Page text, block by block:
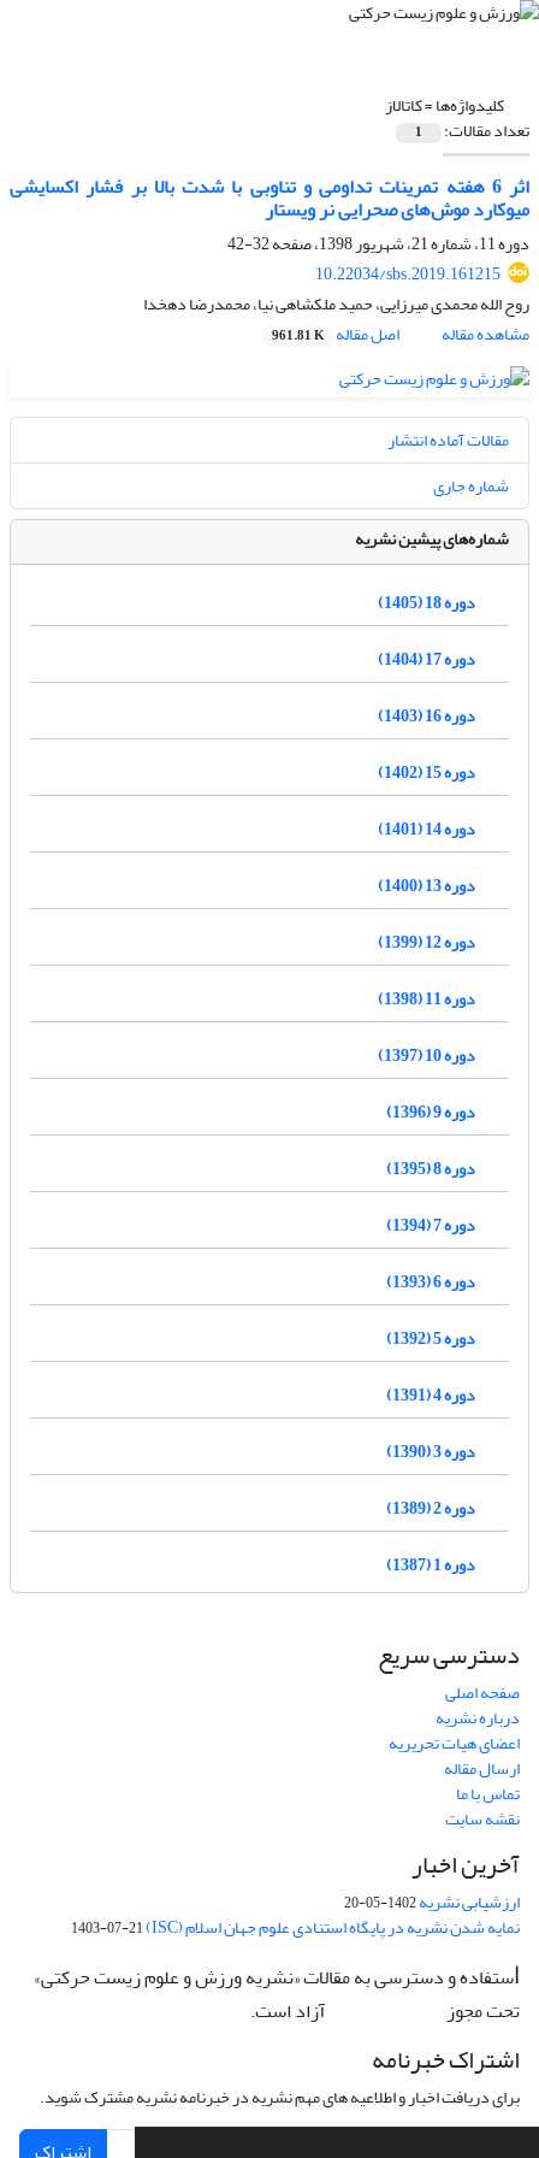
کلیدواژه‌ها =کاتالاز
تعداد مقالات: 1
اثر 6 هفته تمرینات تداومی و تناوبی با شدت بالا بر فشار اکسایشی
میوکارد موش‌های صحرایی نر ویستار
دوره 11، شماره 21، شهریور 1398، صفحه
32-42
10.22034/sbs.2019.161215
روح الله محمدی میرزایی، حمید ملکشاهی نیا، محمدرضا دهخدا
مشاهده مقاله
اصل مقاله 961.81 K
مقالات آماده انتشار
شماره جاری
شماره‌های پیشین نشریه
دوره 18 (1405)
دوره 17 (1404)
دوره 16 (1403)
دوره 15 (1402)
دوره 14 (1401)
دوره 13 (1400)
دوره 12 (1399)
دوره 11 (1398)
دوره 10 (1397)
دوره 9 (1396)
دوره 8 (1395)
دوره 7 (1394)
دوره 6 (1393)
دوره 5 (1392)
دوره 4 (1391)
دوره 3 (1390)
دوره 2 (1389)
دوره 1 (1387)
دسترسی سریع
صفحه اصلی
درباره نشریه
اعضای هیات تحریریه
ارسال مقاله
تماس با ما
نقشه سایت
آخرین اخبار
ارزشیابی نشریه1402-05-20
نمایه شدن نشریه در پایگاه استنادی علوم جهان اسلام (ISC) 1403-07-21
استفاده و دسترسی به مقالات «نشریه ورزش و علوم زیست حرکتی»
تحت مجوز
آزاد است.
اشتراک خبرنامه
برای دریافت اخبار و اطلاعیه های مهم نشریه در خبرنامه نشریه مشترک شوید.